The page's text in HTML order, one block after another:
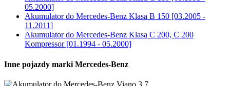
05.2000]
Akumulator do Mercedes-Benz Klasa B 150 [03.2005 -
11.2011]
Akumulator do Mercedes-Benz Klasa C 200, C 200
Kompressor [01.1994 - 05.2000]
Inne pojazdy marki Mercedes-Benz